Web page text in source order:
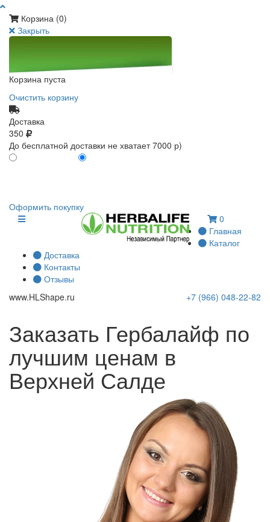
Корзина (0)
Закрыть
Корзина пуста
Очистить корзину
Доставка
350
До бесплатной доставки не хватает 7000 р)
Оформить покупку
0
Главная
Каталог
Доставка
Контакты
Отзывы
www.HLShape.ru +7 (966) 048-22-82
Заказать Гербалайф по
лучшим ценам в
Верхней Салде